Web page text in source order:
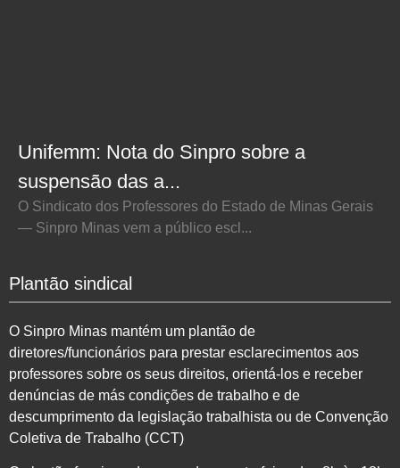
Unifemm: Nota do Sinpro sobre a
suspensão das a...
O Sindicato dos Professores do Estado de Minas Gerais
— Sinpro Minas vem a público escl...
Plantão sindical
O Sinpro Minas mantém um plantão de
diretores/funcionários para prestar esclarecimentos aos
professores sobre os seus direitos, orientá-los e receber
denúncias de más condições de trabalho e de
descumprimento da legislação trabalhista ou de Convenção
Coletiva de Trabalho (CCT)